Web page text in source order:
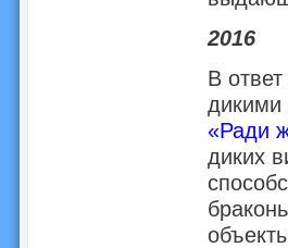
2016
В
дикими
«Ради
диких